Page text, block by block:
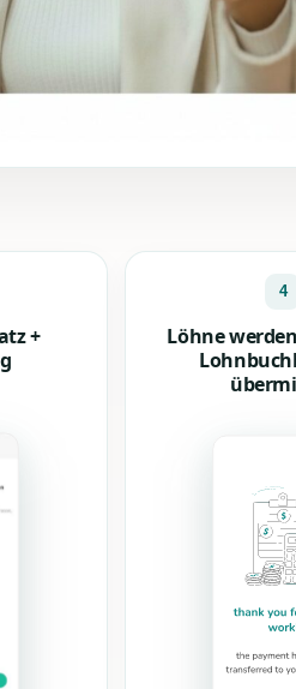
+
4
Löhne